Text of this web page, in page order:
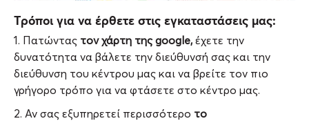
Τρόποι για να έρθετε στις εγκαταστάσεις μας:
1. Πατώντας τον χάρτη της google, έχετε την
δυνατότητα να βάλετε την διεύθυνσή σας και την
διεύθυνση του κέντρου μας και να βρείτε τον πιο
γρήγορο τρόπο για να φτάσετε στο κέντρο μας.
2. Αν σας εξυπηρετεί περισσότερο το